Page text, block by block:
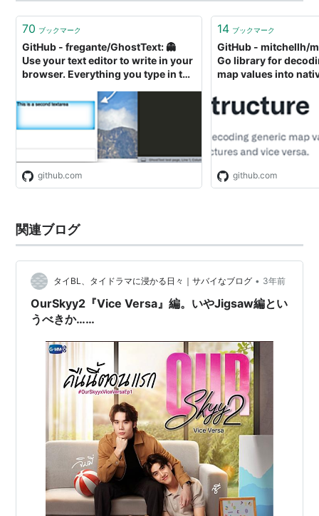
70 ブックマーク
GitHub - fregante/GhostText: 👻
Use your text editor to write in your
browser. Everything you type in the
the browser (and vice versa).
github.com
14 ブックマーク
GitHub - mitchellh/
Go library for
map values into
github.com
関連ブログ
タイBL、タイドラマに浸かる日々｜サバイなブログ • 3年前
OurSkyy2『Vice Versa』編。いやJigsaw編とい
うべきか……